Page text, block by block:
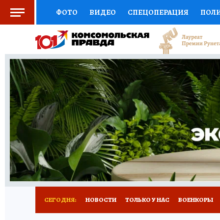
ФОТО ВИДЕО СПЕЦОПЕРАЦИЯ
СОЦПОДДЕРЖКА НАУКА СПОРТ
ВЫБОР ЭКСПЕРТОВ ДОКТОР
КНИЖНАЯ ПОЛКА ПРОГНОЗЫ НА СПОРТ
ПРЕСС-ЦЕНТР НЕДВИЖИМОСТЬ
РАДИО КП РЕКЛАМА ТЕСТЫ НОВОЕ
СЕГОДНЯ: НОВОСТИ ТОЛЬКО У НАС ВОЕНКОРЫ